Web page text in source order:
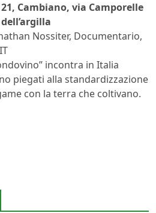
Cambiano, via Camporelle
Nossiter, Documentario,
incontra in Italia
piegati alla standardizzazione
con la terra che coltivano.